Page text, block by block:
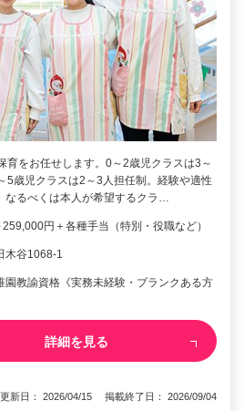
育をお任せします。0～2歳児クラスは3～
5歳児クラスは2～3人担任制。経験や適性
なるべくは本人が希望するクラ…
円＋各種手当（特別・役職など）
木谷1068-1
園教諭資格《実務未経験・ブランクある方
詳細を見る
更新日： 2026/04/15 掲載終了日： 2026/09/04